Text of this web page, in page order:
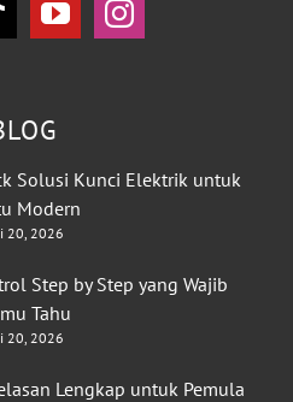
Solusi Kunci Elektrik untuk
Modern
20, 2026
Step by Step yang Wajib
Tahu
20, 2026
Lengkap untuk Pemula